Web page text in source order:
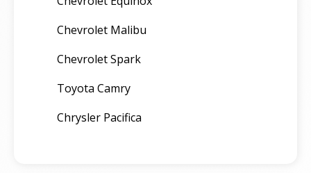
Chevrolet Malibu
Chevrolet Spark
Toyota Camry
Chrysler Pacifica